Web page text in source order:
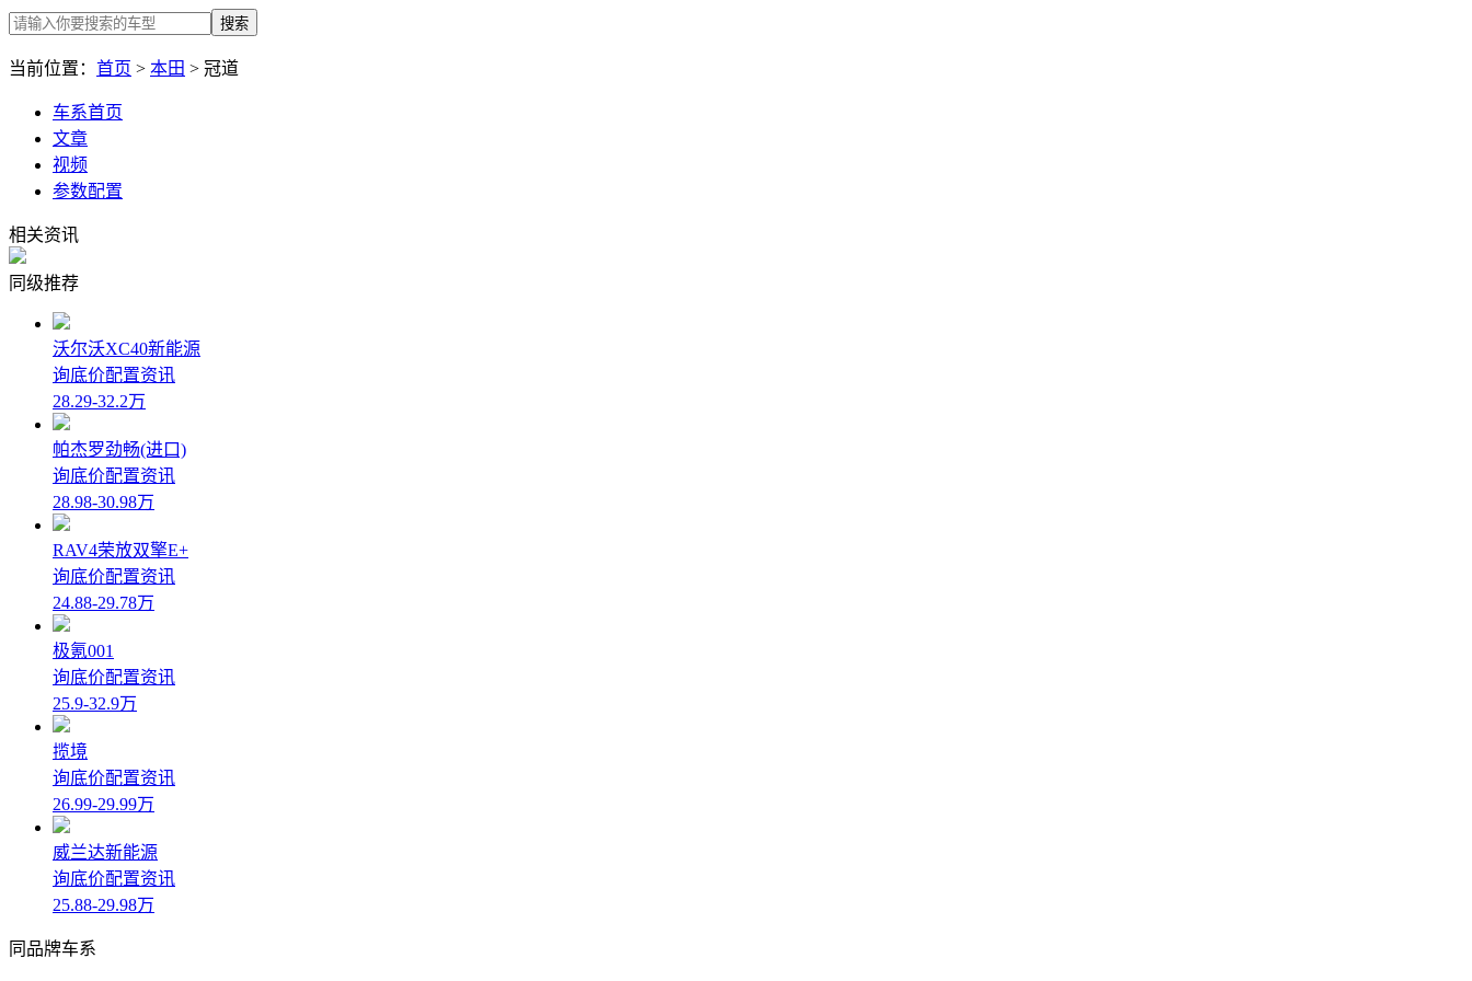
搜索
当前位置： 首页 > 本田 > 冠道
车系首页
文章
视频
参数配置
相关资讯
同级推荐
沃尔沃XC40新能源
询底价配置资讯
28.29-32.2万
帕杰罗劲畅(进口)
询底价配置资讯
28.98-30.98万
RAV4荣放双擎E+
询底价配置资讯
24.88-29.78万
极氪001
询底价配置资讯
25.9-32.9万
揽境
询底价配置资讯
26.99-29.99万
威兰达新能源
询底价配置资讯
25.88-29.98万
同品牌车系